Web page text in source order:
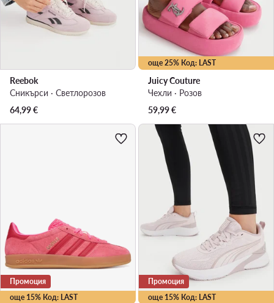
Reebok
Сникърси · Светлорозов
64,99€
още 25% Код: LAST
Juicy Couture
Чехли · Розов
59,99€
още 15% Код: LAST
Промоция
още 15% Код: LAST
Промоция